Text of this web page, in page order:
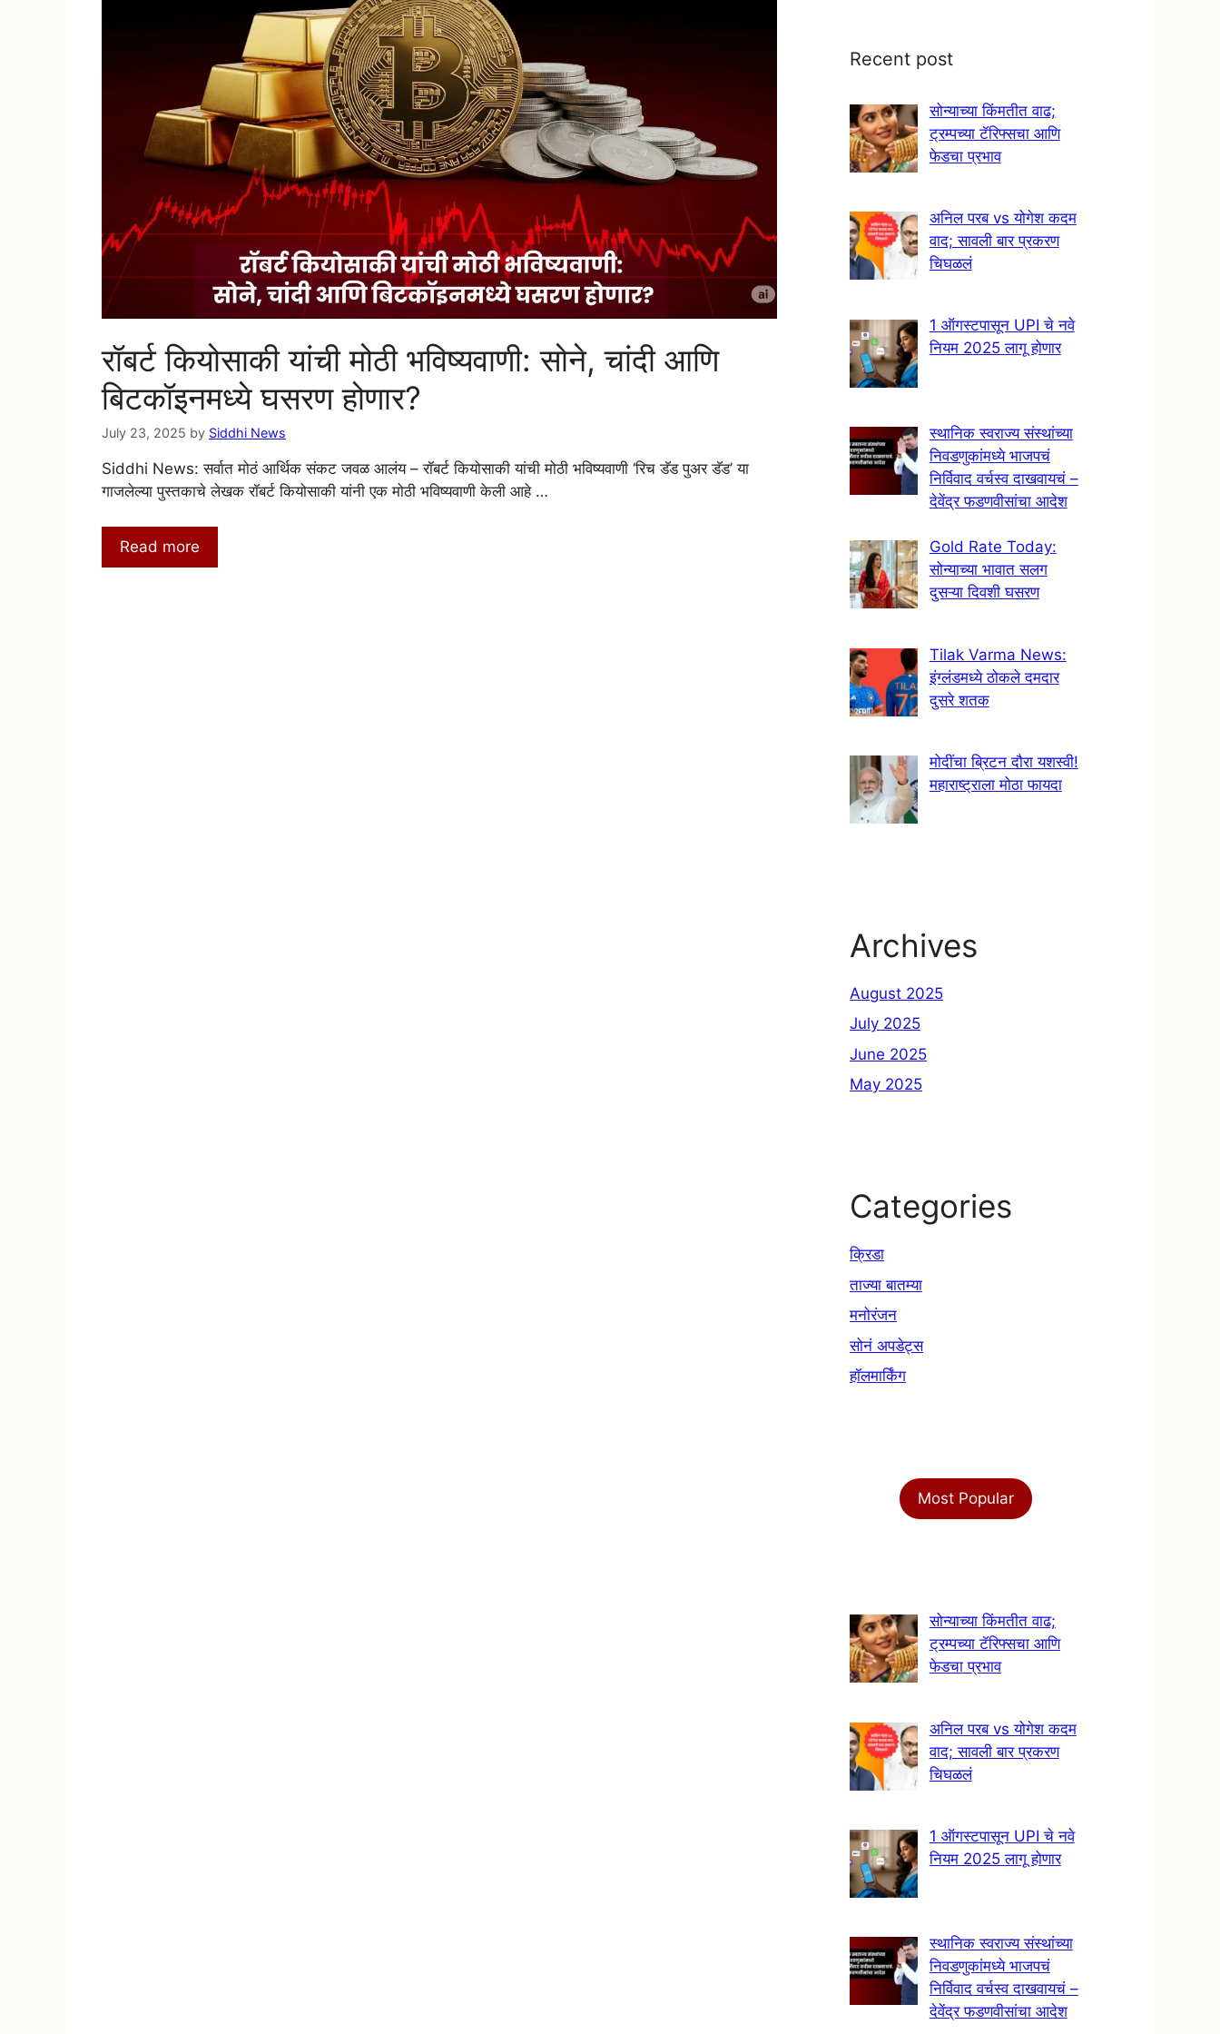
रॉबर्ट कियोसाकी यांची मोठी भविष्यवाणी: सोने, चांदी आणि
बिटकॉइनमध्ये घसरण होणार?
July 23, 2025 by Siddhi News
Siddhi News: सर्वात मोठं आर्थिक संकट जवळ आलंय – रॉबर्ट कियोसाकी यांची मोठी भविष्यवाणी ‘रिच डॅड पुअर डॅड’ या
गाजलेल्या पुस्तकाचे लेखक रॉबर्ट कियोसाकी यांनी एक मोठी भविष्यवाणी केली आहे …
Read more
Recent post
सोन्याच्या किंमतीत वाढ;
ट्रम्पच्या टॅरिफ्सचा आणि
फेडचा प्रभाव
अनिल परब vs योगेश कदम
वाद; सावली बार प्रकरण
चिघळलं
1 ऑगस्टपासून UPI चे नवे
नियम 2025 लागू होणार
स्थानिक स्वराज्य संस्थांच्या
निवडणुकांमध्ये भाजपचं
निर्विवाद वर्चस्व दाखवायचं –
देवेंद्र फडणवीसांचा आदेश
Gold Rate Today:
सोन्याच्या भावात सलग
दुसऱ्या दिवशी घसरण
Tilak Varma News:
इंग्लंडमध्ये ठोकले दमदार
दुसरे शतक
मोदींचा ब्रिटन दौरा यशस्वी!
महाराष्ट्राला मोठा फायदा
Archives
August 2025
July 2025
June 2025
May 2025
Categories
क्रिडा
ताज्या बातम्या
मनोरंजन
सोनं अपडेट्स
हॉलमार्किंग
Most Popular
सोन्याच्या किंमतीत वाढ;
ट्रम्पच्या टॅरिफ्सचा आणि
फेडचा प्रभाव
अनिल परब vs योगेश कदम
वाद; सावली बार प्रकरण
चिघळलं
1 ऑगस्टपासून UPI चे नवे
नियम 2025 लागू होणार
स्थानिक स्वराज्य संस्थांच्या
निवडणुकांमध्ये भाजपचं
निर्विवाद वर्चस्व दाखवायचं –
देवेंद्र फडणवीसांचा आदेश